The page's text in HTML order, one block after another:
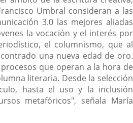
Umbral consideran a las
3.0 las mejores aliadas
la vocación y el interés por
el columnismo, que al
una nueva edad de oro.
que operan a la hora de
literaria. Desde la selección
hasta el uso y la inclusión
metafóricos", señala María